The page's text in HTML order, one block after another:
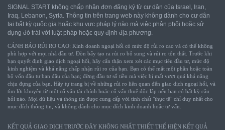
SIGNAL START không chấp nhận đơn đăng ký từ cư dân của Israel, Iran,
Iraq, Lebanon, Syria. Thông tin trên trang web này không dành cho cư dân
tại bất kỳ quốc gia hoặc khu vực pháp lý nào mà việc phân phối hoặc sử
dụng đó trái với luật pháp hoặc quy định địa phương.
CẢNH BÁO RỦI RO CAO: Kinh doanh ngoại hối có mức độ rủi ro cao và có thể không
phù hợp với mọi nhà đầu tư. Đòn bẩy tạo ra rủi ro bổ sung và rủi ro tổn thất. Trước khi
bạn quyết định giao dịch ngoại hối, hãy cẩn thận xem xét các mục tiêu đầu tư, mức độ
kinh nghiệm và khả năng chấp nhận rủi ro của bạn. Bạn có thể mất một phần hoặc toàn
bộ vốn đầu tư ban đầu của bạn; đừng đầu tư số tiền mà việc bị mất vượt quá khả năng
chịu đựng của bạn. Hãy tự trang bị về những rủi ro liên quan đến giao dịch ngoại hối, và
tìm lời khuyên từ một cố vấn tài chính hoặc cố vấn thuế độc lập nếu bạn có bất kỳ câu
hỏi nào. Mọi dữ liệu và thông tin được cung cấp với tính chất "thực tế" chỉ duy nhất cho
mục đích thông tin, và không dành cho mục đích kinh doanh hoặc tư vấn.
KẾT QUẢ GIAO DỊCH TRƯỚC ĐÂY KHÔNG NHẤT THIẾT THỂ HIỆN KẾT QUẢ